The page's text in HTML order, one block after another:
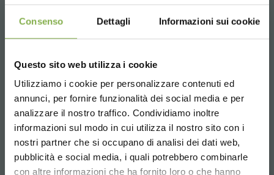
Consenso Dettagli Informazioni sui cookie
Questo sito web utilizza i cookie
Utilizziamo i cookie per personalizzare contenuti ed
annunci, per fornire funzionalità dei social media e per
analizzare il nostro traffico. Condividiamo inoltre
informazioni sul modo in cui utilizza il nostro sito con i
nostri partner che si occupano di analisi dei dati web,
pubblicità e social media, i quali potrebbero combinarle
con altre informazioni che ha fornito loro o che hanno
Choose the country you are in and your
Email
info@orlandelli.it
Téléphone
De lundi à vendredi